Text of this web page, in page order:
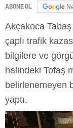
ABONE OL
Akçakoca
çaplı trafik
bilgilere ve
halindeki Tofaş
belirlenemeyen
yaptı.